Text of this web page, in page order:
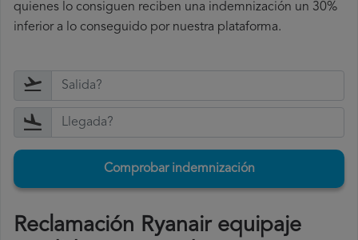
quienes lo consiguen reciben una indemnización un 30%
inferior a lo conseguido por nuestra plataforma.
Comprobar indemnización
Reclamación Ryanair equipaje